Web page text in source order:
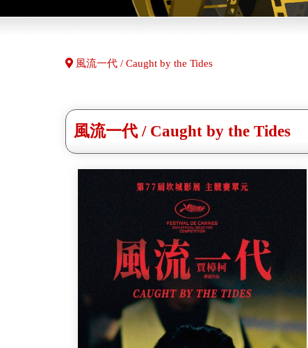
風流一代 / Caught by the Tides
風流一代 / Caught by the Tides